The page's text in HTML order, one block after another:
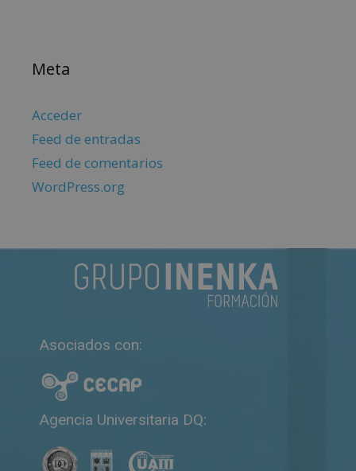
Meta
Acceder
Feed de entradas
Feed de comentarios
WordPress.org
Asociados con:
Agencia Universitaria DQ: